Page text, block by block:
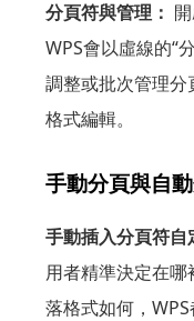
分頁符與管理：
WPS會以虛線的“
調整或批次管理
格式編輯。
手動分頁與自
手動插入分頁符自
用者精準決定在
落格式如何，